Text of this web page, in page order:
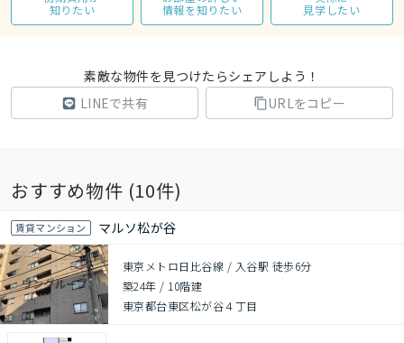
知りたい
情報を知りたい
見学したい
素敵な物件を見つけたらシェアしよう！
LINEで共有
URLをコピー
おすすめ物件 (10件)
賃貸マンション マルソ松が谷
東京メトロ日比谷線 / 入谷駅 徒歩6分
築24年 / 10階建
東京都台東区松が谷４丁目